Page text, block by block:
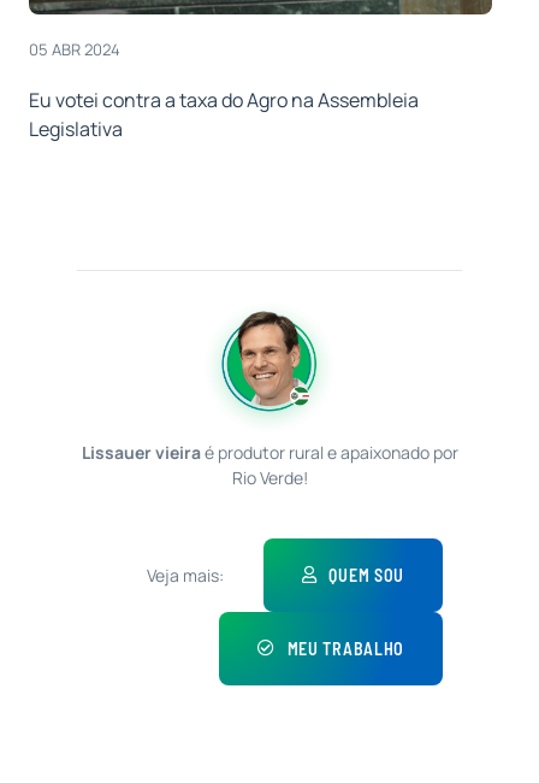
05 ABR 2024
Eu votei contra a taxa do Agro na Assembleia
Legislativa
Lissauer vieiraé produtor rural e apaixonado por
Rio Verde!
Veja mais: QUEM SOU
MEU TRABALHO